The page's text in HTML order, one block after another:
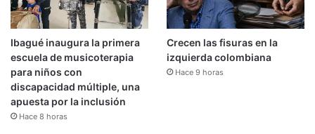
Ibagué inaugura la primera
escuela de musicoterapia
para niños con
discapacidad múltiple, una
apuesta por la inclusión
Hace 8 horas
Crecen las fisuras en la
izquierda colombiana
Hace 9 horas